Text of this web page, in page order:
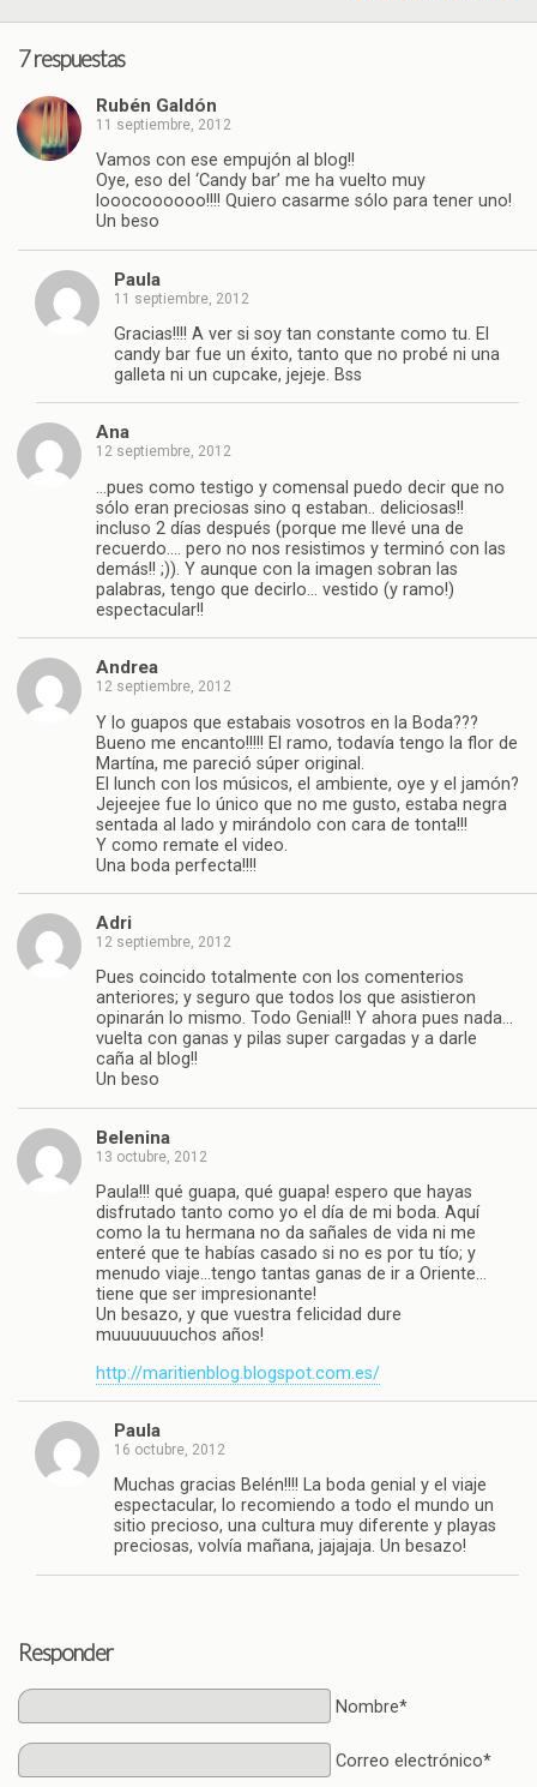
7 respuestas
Rubén Galdón
11 septiembre, 2012
Vamos con ese empujón al blog!!
Oye, eso del ‘Candy bar’ me ha vuelto muy
looocoooooo!!!! Quiero casarme sólo para tener uno!
Un beso
Paula
11 septiembre, 2012
Gracias!!!! A ver si soy tan constante como tu. El
candy bar fue un éxito, tanto que no probé ni una
galleta ni un cupcake, jejeje. Bss
Ana
12 septiembre, 2012
…pues como testigo y comensal puedo decir que no
sólo eran preciosas sino q estaban.. deliciosas!!
incluso 2 días después (porque me llevé una de
recuerdo…. pero no nos resistimos y terminó con las
demás!! ;)). Y aunque con la imagen sobran las
palabras, tengo que decirlo… vestido (y ramo!)
espectacular!!
Andrea
12 septiembre, 2012
Y lo guapos que estabais vosotros en la Boda???
Bueno me encanto!!!!! El ramo, todavía tengo la flor de
Martína, me pareció súper original.
El lunch con los músicos, el ambiente, oye y el jamón?
Jejeejee fue lo único que no me gusto, estaba negra
sentada al lado y mirándolo con cara de tonta!!!
Y como remate el video.
Una boda perfecta!!!!
Adri
12 septiembre, 2012
Pues coincido totalmente con los comenterios
anteriores; y seguro que todos los que asistieron
opinarán lo mismo. Todo Genial!! Y ahora pues nada…
vuelta con ganas y pilas super cargadas y a darle
caña al blog!!
Un beso
Belenina
13 octubre, 2012
Paula!!! qué guapa, qué guapa! espero que hayas
disfrutado tanto como yo el día de mi boda. Aquí
como la tu hermana no da sañales de vida ni me
enteré que te habías casado si no es por tu tío; y
menudo viaje…tengo tantas ganas de ir a Oriente…
tiene que ser impresionante!
Un besazo, y que vuestra felicidad dure
muuuuuuuchos años!
http://maritienblog.blogspot.com.es/
Paula
16 octubre, 2012
Muchas gracias Belén!!!! La boda genial y el viaje
espectacular, lo recomiendo a todo el mundo un
sitio precioso, una cultura muy diferente y playas
preciosas, volvía mañana, jajajaja. Un besazo!
Responder
Nombre*
Correo electrónico*